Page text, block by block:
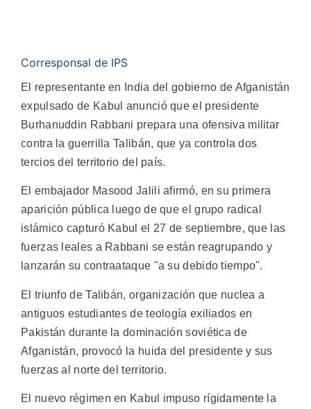
Corresponsal de IPS
El representante en India del gobierno de Afganistán
expulsado de Kabul anunció que el presidente
Burhanuddin Rabbani prepara una ofensiva militar
contra la guerrilla Talibán, que ya controla dos
tercios del territorio del país.
El embajador Masood Jalili afirmó, en su primera
aparición pública luego de que el grupo radical
islámico capturó Kabul el 27 de septiembre, que las
fuerzas leales a Rabbani se están reagrupando y
lanzarán su contraataque "a su debido tiempo".
El triunfo de Talibán, organización que nuclea a
antiguos estudiantes de teología exiliados en
Pakistán durante la dominación soviética de
Afganistán, provocó la huida del presidente y sus
fuerzas al norte del territorio.
El nuevo régimen en Kabul impuso rígidamente la